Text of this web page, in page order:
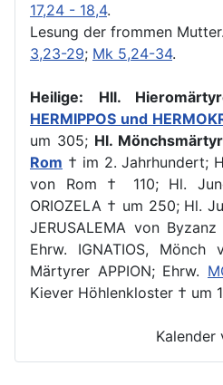
17,24 - 18,4.
Lesung der frommen Mutter.
3,23-29; Mk 5,24-34.
Heilige: Hll.
HERMIPPOS und
um 305; Hl.
Rom † im 2. Jahrhundert;
von Rom † 110; Hl.
ORIOZELA † um 250; Hl.
JERUSALEMA von
Ehrw. IGNATIOS,
Märtyrer APPION; Ehrw.
Kiever Höhlenkloster † um
Kalender